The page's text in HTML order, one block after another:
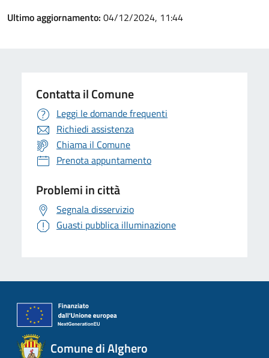
Ultimo aggiornamento: 04/12/2024, 11:44
Contatta il Comune
Leggi le domande frequenti
Richiedi assistenza
Chiama il Comune
Prenota appuntamento
Problemi in città
Segnala disservizio
Guasti pubblica illuminazione
Comune di Alghero